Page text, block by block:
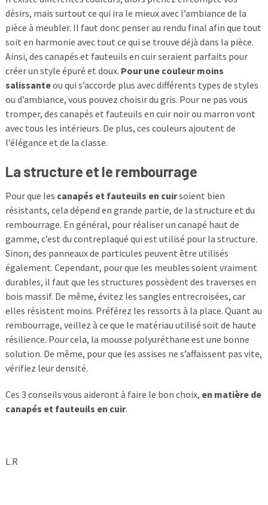
désirs, mais surtout ce qui ira le mieux avec l’ambiance de la
pièce à meubler. Il faut donc penser au rendu final afin que tout
soit en harmonie avec tout ce qui se trouve déjà dans la pièce.
Ainsi, des canapés et fauteuils en cuir seraient parfaits pour
créer un style épuré et doux. Pour une couleur moins
salissanteou qui s’accorde plus avec différents types de styles
ou d’ambiance, vous pouvez choisir du gris. Pour ne pas vous
tromper, des canapés et fauteuils en cuir noir ou marron vont
avec tous les intérieurs. De plus, ces couleurs ajoutent de
l’élégance et de la classe.
La structure et le rembourrage
Pour que les canapés et fauteuils en cuirsoient bien
résistants, cela dépend en grande partie, de la structure et du
rembourrage. En général, pour réaliser un canapé haut de
gamme, c’est du contreplaqué qui est utilisé pour la structure.
Sinon, des panneaux de particules peuvent être utilisés
également. Cependant, pour que les meubles soient vraiment
durables, il faut que les structures possèdent des traverses en
bois massif. De même, évitez les sangles entrecroisées, car
elles résistent moins. Préférez les ressorts à la place. Quant au
rembourrage, veillez à ce que le matériau utilisé soit de haute
résilience. Pour cela, la mousse polyuréthane est une bonne
solution. De même, pour que les assises ne s’affaissent pas vite,
vérifiez leur densité.
Ces 3 conseils vous aideront à faire le bon choix, en matière de
canapés et fauteuils en cuir.
L.R